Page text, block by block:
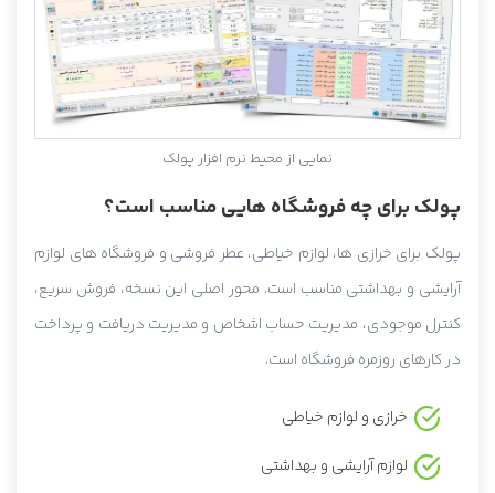
نمایی از محیط نرم افزار پولک
پولک برای چه فروشگاه هایی مناسب است؟
پولک برای خرازی ها، لوازم خیاطی، عطر فروشی و فروشگاه های لوازم
آرایشی و بهداشتی مناسب است. محور اصلی این نسخه، فروش سریع،
کنترل موجودی، مدیریت حساب اشخاص و مدیریت دریافت و پرداخت
در کارهای روزمره فروشگاه است.
خرازی و لوازم خیاطی
لوازم آرایشی و بهداشتی